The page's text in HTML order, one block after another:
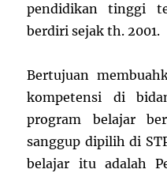
pendidikan tinggi
berdiri sejak th. 2001.
Bertujuan
kompetensi di
program belajar
sanggup dipilih di
belajar itu adalah